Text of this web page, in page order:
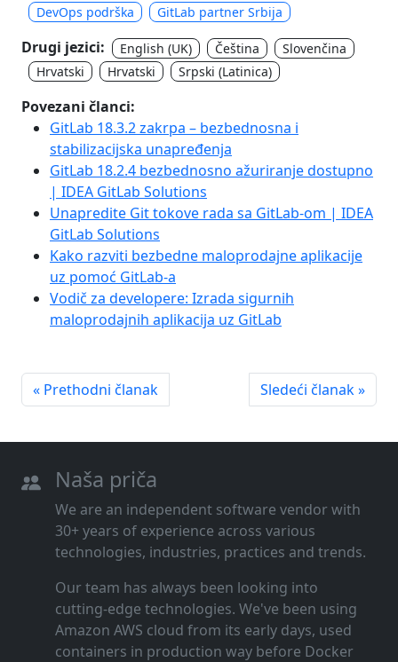
DevOps podrška
GitLab partner Srbija
Drugi jezici: English (UK) Čeština
Slovenčina
Hrvatski
Hrvatski Srpski (Latinica)
Povezani članci:
GitLab 18.3.2 zakrpa – bezbednosna i
stabilizacijska unapređenja
GitLab 18.2.4 bezbednosno ažuriranje dostupno
| IDEA GitLab Solutions
Unapredite Git tokove rada sa GitLab-om | IDEA
GitLab Solutions
Kako razviti bezbedne maloprodajne aplikacije
uz pomoć GitLab-a
Vodič za developere: Izrada sigurnih
maloprodajnih aplikacija uz GitLab
« Prethodni članak Sledeći članak »
Naša priča
We are an independent software vendor with
30+ years of experience across various
technologies, industries, practices and trends.
Our team has always been looking into
cutting‑edge technologies. We've been using
Amazon AWS cloud from its early days, used
containers in production way before Docker